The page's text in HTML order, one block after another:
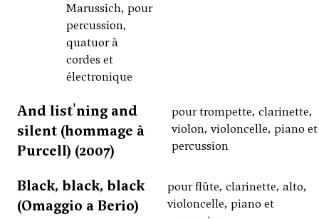
Marussich, pour
percussion,
quatuor à
cordes et
électronique
And list'ning and
silent (hommage à
Purcell) (2007)
pour trompette, clarinette,
violon, violoncelle, piano et
percussion
Black, black, black
(Omaggio a Berio)
pour flûte, clarinette, alto,
violoncelle, piano et